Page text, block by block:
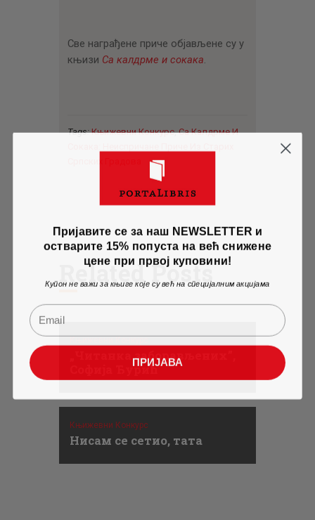
Све награђене приче објављене су у
књизи Са калдрме и сокака.
Tags: Књижевни Конкурс,Са Калдрме И
Related Posts
Књижевни Конкурс
„Читанка заборављених”,
Софија Ђурић
Књижевни Конкурс
Нисам се сетио, тата
Пријавите се за наш NEWSLETTER и
остварите 15% попуста на већ снижене
цене при првој куповини!
Купон не важи за књиге које су већ на специјалним акцијама
ПРИЈАВА